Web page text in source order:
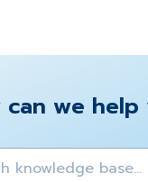
can we help